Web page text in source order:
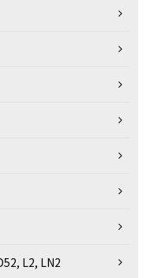
L2, LN2